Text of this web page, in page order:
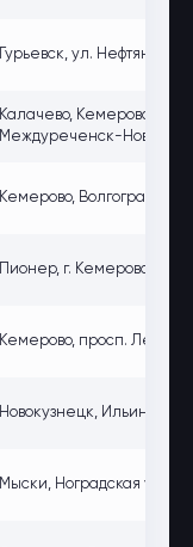
Гурьевск, ул.
Калачево, Кемеровская
Междуреченск-
Кемерово,
Пионер, г. Кемерово,
Кемерово, просп.
Новокузнецк, Ильинское
Мыски, Ноградская ул.,